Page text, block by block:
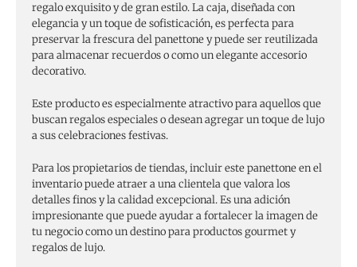
regalo exquisito y de gran estilo. La caja, diseñada con
elegancia y un toque de sofisticación, es perfecta para
preservar la frescura del panettone y puede ser reutilizada
para almacenar recuerdos o como un elegante accesorio
decorativo.
Este producto es especialmente atractivo para aquellos que
buscan regalos especiales o desean agregar un toque de lujo
a sus celebraciones festivas.
Para los propietarios de tiendas, incluir este panettone en el
inventario puede atraer a una clientela que valora los
detalles finos y la calidad excepcional. Es una adición
impresionante que puede ayudar a fortalecer la imagen de
tu negocio como un destino para productos gourmet y
regalos de lujo.